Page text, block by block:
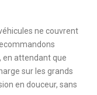
ne couvrent
en attendant que
sur les grands
en douceur, sans